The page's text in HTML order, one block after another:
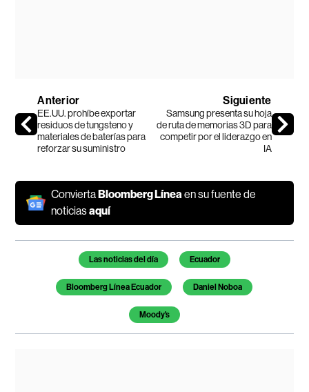
Anterior
EE.UU. prohíbe exportar
residuos de tungsteno y
materiales de baterías para
reforzar su suministro
Siguiente
Samsung presenta su hoja
de ruta de memorias 3D para
competir por el liderazgo en
IA
ConviertaBloomberg Líneaen su fuente de
noticiasaquí
Temas de este artículo
Las noticias del día Ecuador
Bloomberg Línea Ecuador Daniel Noboa
Moody's